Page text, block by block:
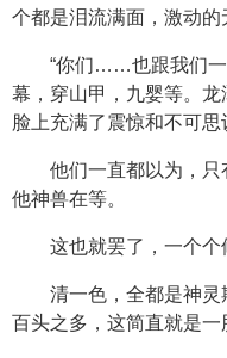
个都是泪流满面，激动的
“你们……也跟我们一
幕，穿山甲，九婴等。龙
脸上充满了震惊和不可思
他们一直都以为，
他神兽在等。
这也就罢了，一个个
清一色，全都是神
百头之多，这简直就是一